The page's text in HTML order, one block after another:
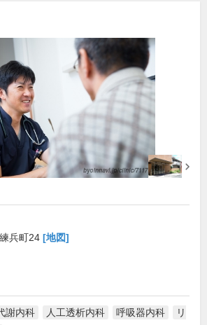
兵町24 [地図]
謝内科 人工透析内科 呼吸器内科
リ